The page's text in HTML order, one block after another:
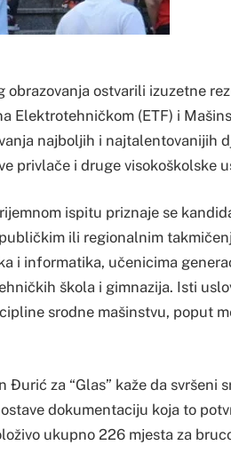
ostvarili izuzetne
Elektrotehničkom (ETF) i
najboljih i najtalentovanijih
privlače i druge visokoškolske
ispitu priznaje se
ili regionalnim
i informatika, učenicima
škola i gimnazija. Isti
srodne mašinstvu, poput
za “Glas” kaže da svršeni
dokumentaciju koja to
ukupno 226 mjesta za